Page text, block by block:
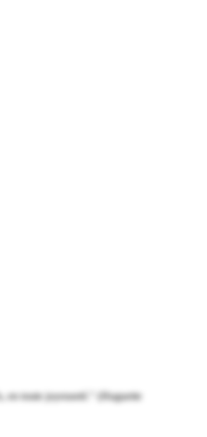
en toute joyeuseté." (Huguette